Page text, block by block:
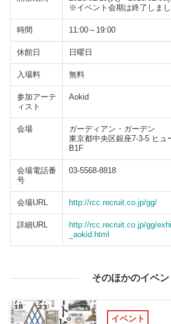
※イベント会期は終了しま
時間 11:00～19:00
休館日 日曜日
入場料 無料
参加アーテ
ィスト
Aokid
会場
ガーディアン・ガーデン
東京都中央区銀座7-3-5 ヒュ
B1F
会場電話番
号
03-5568-8818
会場URL http://rcc.recruit.co.jp/gg/
詳細URL
http://rcc.recruit.co.jp/gg/
_aokid.html
そのほかのイベン
イベント